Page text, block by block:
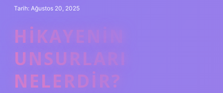
Tarih: Ağustos 20, 2025
HIKAYENIN
UNSURLARI
NELERDIR?